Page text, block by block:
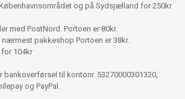
og på Sydsjælland for 250kr
med PostNord. Portoen er 80kr.
pakkeshop Portoen er 38kr.
for 104kr
bankoverførsel til kontonr. 53270000301320,
og PayPal.